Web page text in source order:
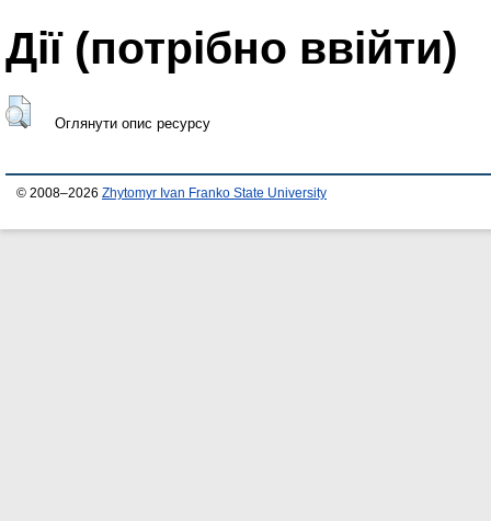
Дії ​​(потрібно ввійти)
Оглянути опис ресурсу
© 2008–2026 Zhytomyr Ivan Franko State University